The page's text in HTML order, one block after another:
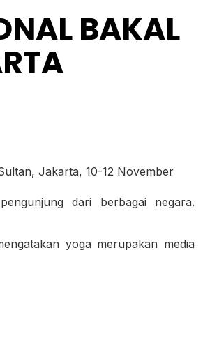
BAKAL
Jakarta, 10-12 November
dari berbagai negara.
yoga merupakan media